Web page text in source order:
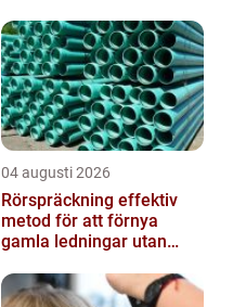
04 augusti 2026
Rörspräckning effektiv
metod för att förnya
gamla ledningar utan